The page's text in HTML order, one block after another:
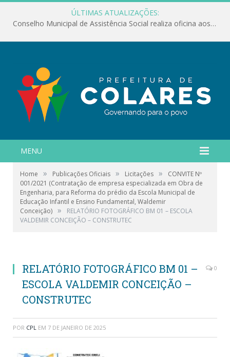
ÚLTIMAS ATUALIZAÇÕES:
Conselho Municipal de Assistência Social realiza oficina aos servidores
MENU
Home » Publicações Oficiais » Licitações »
CONVITE Nº
001/2021 (Contratação de empresa especializada em Obra de
Engenharia, para Reforma do prédio da Escola Municipal de
Educação Infantil e Ensino Fundamental, Waldemir
Conceição) »
RELATÓRIO FOTOGRÁFICO BM 01 – ESCOLA
VALDEMIR CONCEIÇÃO – CONSTRUTEC
RELATÓRIO FOTOGRÁFICO BM 01 –
ESCOLA VALDEMIR CONCEIÇÃO –
CONSTRUTEC
0
POR CPL EM 7 DE JANEIRO DE 2025